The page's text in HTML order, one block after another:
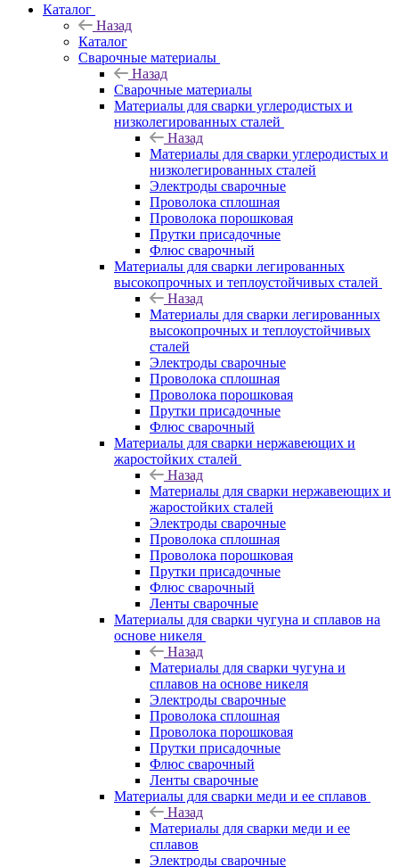
Каталог
Назад
Каталог
Сварочные материалы
Назад
Сварочные материалы
Материалы для сварки углеродистых и
низколегированных сталей
Назад
Материалы для сварки углеродистых и
низколегированных сталей
Электроды сварочные
Проволока сплошная
Проволока порошковая
Прутки присадочные
Флюс сварочный
Материалы для сварки легированных
высокопрочных и теплоустойчивых сталей
Назад
Материалы для сварки легированных
высокопрочных и теплоустойчивых
сталей
Электроды сварочные
Проволока сплошная
Проволока порошковая
Прутки присадочные
Флюс сварочный
Материалы для сварки нержавеющих и
жаростойких сталей
Назад
Материалы для сварки нержавеющих и
жаростойких сталей
Электроды сварочные
Проволока сплошная
Проволока порошковая
Прутки присадочные
Флюс сварочный
Ленты сварочные
Материалы для сварки чугуна и сплавов на
основе никеля
Назад
Материалы для сварки чугуна и
сплавов на основе никеля
Электроды сварочные
Проволока сплошная
Проволока порошковая
Прутки присадочные
Флюс сварочный
Ленты сварочные
Материалы для сварки меди и ее сплавов
Назад
Материалы для сварки меди и ее
сплавов
Электроды сварочные